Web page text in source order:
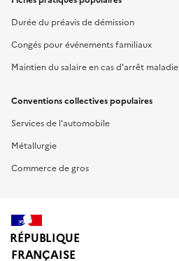
Durée du préavis de démission
Congés pour événements familiaux
Maintien du salaire en cas d'arrêt maladie
Conventions collectives populaires
Services de l'automobile
Métallurgie
Commerce de gros
RÉPUBLIQUE
FRANÇAISE